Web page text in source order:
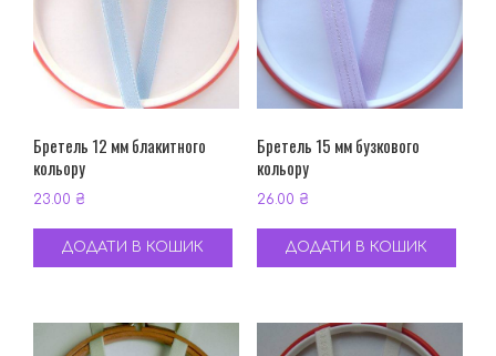
Бретель 12 мм блакитного
кольору
23.00 ₴
ДОДАТИ В КОШИК
Бретель 15 мм бузкового
кольору
26.00 ₴
ДОДАТИ В КОШИК